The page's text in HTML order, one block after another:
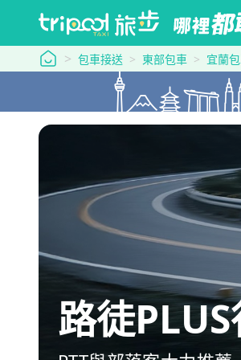
tripool 旅步
包車接送 東部包車 宜蘭
路徒